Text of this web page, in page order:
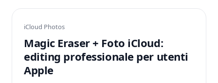
iCloud Photos
Magic Eraser + Foto iCloud:
editing professionale per utenti
Apple